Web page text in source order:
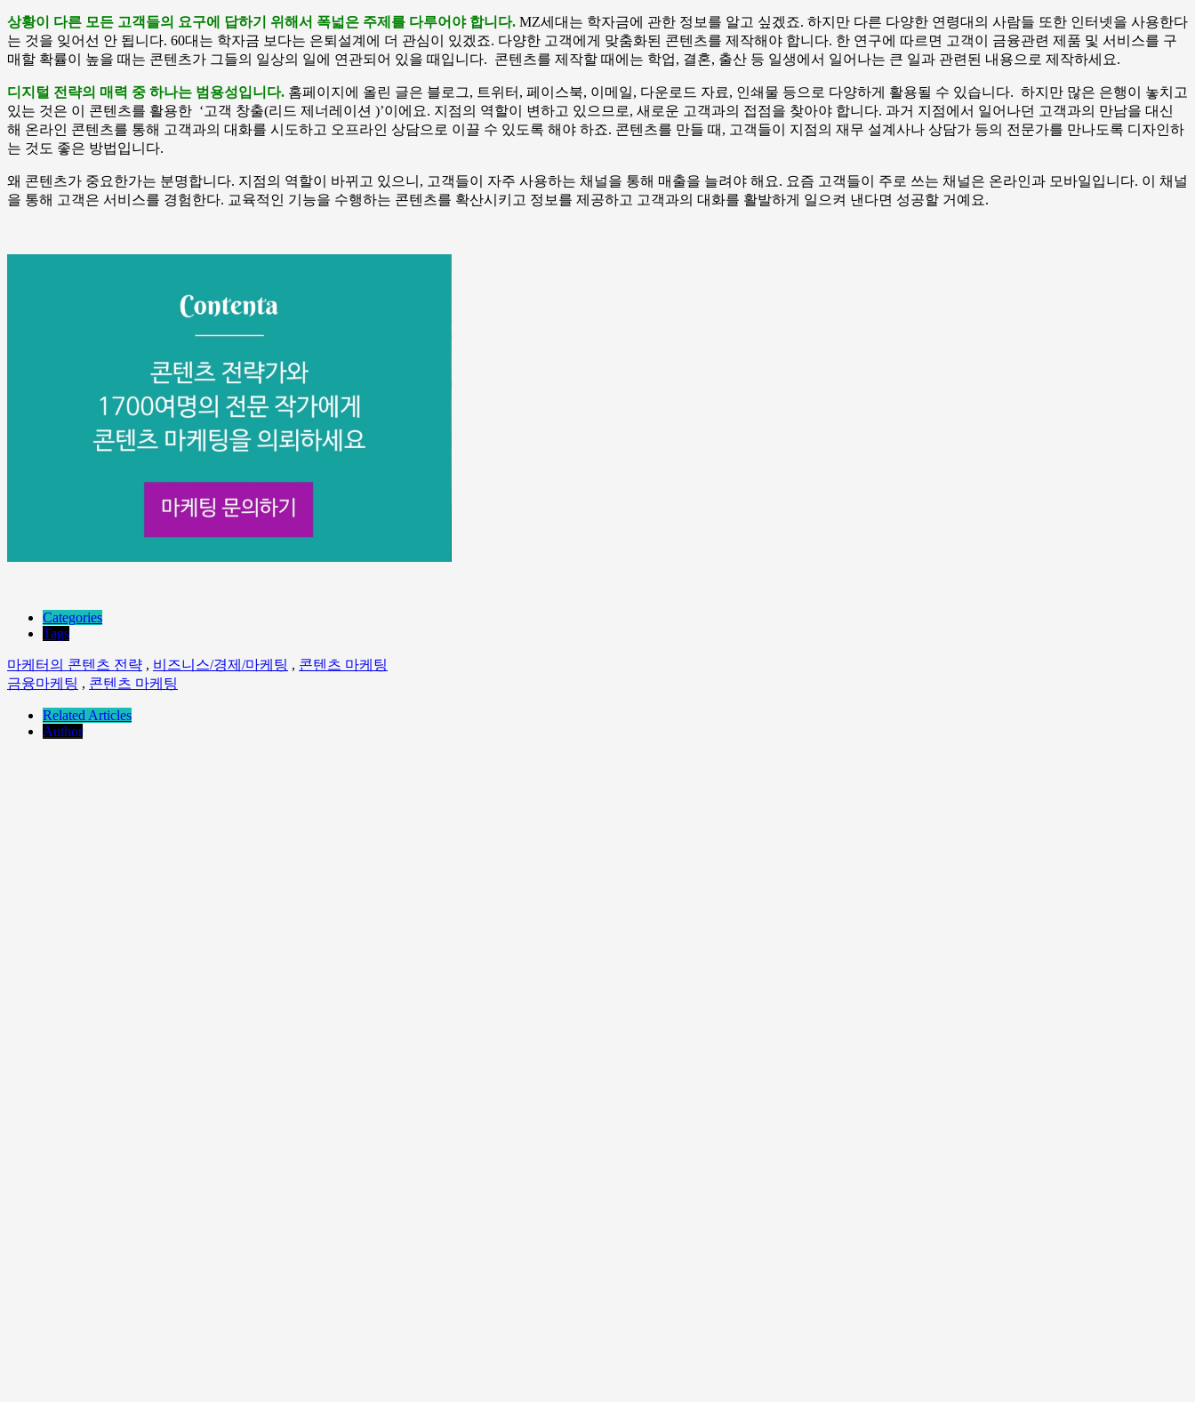
상황이 다른 모든 고객들의 요구에 답하기 위해서 폭넓은 주제를 다루어야 합니다. MZ세대는 학자금에 관한 정보를 알고 싶겠죠. 하지만 다른 다양한 연령대의 사람들 또한 인터넷을 사용한다
는 것을 잊어선 안 됩니다. 60대는 학자금 보다는 은퇴설계에 더 관심이 있겠죠. 다양한 고객에게 맞춤화된 콘텐츠를 제작해야 합니다. 한 연구에 따르면 고객이 금융관련 제품 및 서비스를 구
매할 확률이 높을 때는 콘텐츠가 그들의 일상의 일에 연관되어 있을 때입니다. 콘텐츠를 제작할 때에는 학업, 결혼, 출산 등 일생에서 일어나는 큰 일과 관련된 내용으로 제작하세요.
디지털 전략의 매력 중 하나는 범용성입니다. 홈페이지에 올린 글은 블로그, 트위터, 페이스북, 이메일, 다운로드 자료, 인쇄물 등으로 다양하게 활용될 수 있습니다. 하지만 많은 은행이 놓치고
있는 것은 이 콘텐츠를 활용한 ‘고객 창출(리드 제너레이션 )’이에요. 지점의 역할이 변하고 있으므로, 새로운 고객과의 접점을 찾아야 합니다. 과거 지점에서 일어나던 고객과의 만남을 대신
해 온라인 콘텐츠를 통해 고객과의 대화를 시도하고 오프라인 상담으로 이끌 수 있도록 해야 하죠. 콘텐츠를 만들 때, 고객들이 지점의 재무 설계사나 상담가 등의 전문가를 만나도록 디자인하
는 것도 좋은 방법입니다.
왜 콘텐츠가 중요한가는 분명합니다. 지점의 역할이 바뀌고 있으니, 고객들이 자주 사용하는 채널을 통해 매출을 늘려야 해요. 요즘 고객들이 주로 쓰는 채널은 온라인과 모바일입니다. 이 채널
을 통해 고객은 서비스를 경험한다. 교육적인 기능을 수행하는 콘텐츠를 확산시키고 정보를 제공하고 고객과의 대화를 활발하게 일으켜 낸다면 성공할 거예요.
Categories
Tags
마케터의 콘텐츠 전략 , 비즈니스/경제/마케팅 , 콘텐츠 마케팅
금융마케팅 , 콘텐츠 마케팅
Related Articles
Author